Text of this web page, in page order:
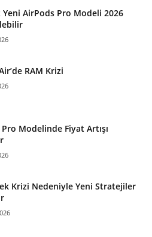
Yeni AirPods Pro Modeli 2026
RAM Krizi
Modelinde Fiyat Artışı
Krizi Nedeniyle Yeni Stratejiler